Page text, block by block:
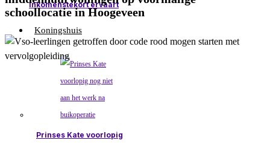
inkomenstekort ervaart
Koningshuis
Prinses Kate voorlopig
schoollocatie in Hoogeveen